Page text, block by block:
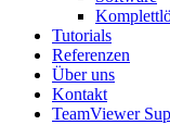
Tutorials
Referenzen
Über uns
Kontakt
TeamViewer